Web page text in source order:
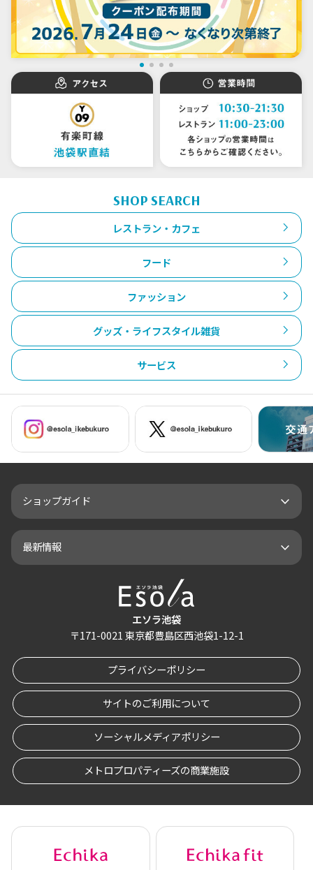
SHOP SEARCH
レストラン・カフェ
フード
ファッション
グッズ・ライフスタイル雑貨
サービス
ショップガイド
最新情報
エソラ池袋
〒171-0021 東京都豊島区西池袋1-12-1
プライバシーポリシー
サイトのご利用について
ソーシャルメディアポリシー
メトロプロパティーズの商業施設